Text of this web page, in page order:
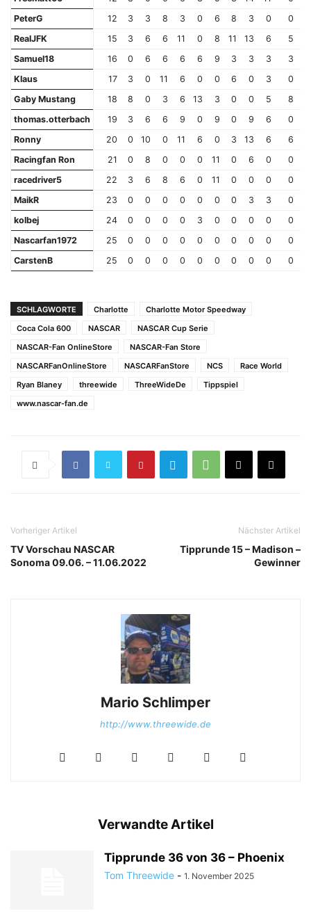
PeterG
12 3 3 8 3 0 6 8 3 0 0
RealJFK
15 3 6 6 11 0 8 11 13 6 5
Samuel18
16 0 6 6 6 6 9 3 3 3 3
Klaus
17 3 0 11 6 0 0 6 0 3 0
Gaby Mustang
18 8 0 3 6 13 3 0 0 5 8
thomas.otterbach
19 3 6 6 9 0 9 0 9 6 0
Ronny
20 0 10 0 11 6 0 3 13 6 6
Racingfan Ron
21 0 8 0 0 0 11 0 6 0 0
racedriver5
22 3 6 8 6 0 11 0 0 0 0
MaikR
23 0 0 0 0 0 0 0 3 3 0
kolbej
24 0 0 0 0 3 0 0 0 0 0
Nascarfan1972
25 0 0 0 0 0 0 0 0 0 0
CarstenB
25 0 0 0 0 0 0 0 0 0 0
SCHLAGWORTE Charlotte
Charlotte Motor Speedway
Coca Cola 600
NASCAR
NASCAR Cup Serie
NASCAR-Fan OnlineStore
NASCAR-Fan Store
NASCARFanOnlineStore
NASCARFanStore NCS
Race World
Ryan Blaney
threewide ThreeWideDe
Tippspiel
www.nascar-fan.de
Vorheriger Artikel
TV Vorschau NASCAR
Sonoma 09.06. – 11.06.2022
Nächster Artikel
Tipprunde 15 – Madison –
Gewinner
Mario Schlimper
http://www.threewide.de
Verwandte Artikel
Tipprunde 36 von 36 – Phoenix
Tom Threewide - 1. November 2025